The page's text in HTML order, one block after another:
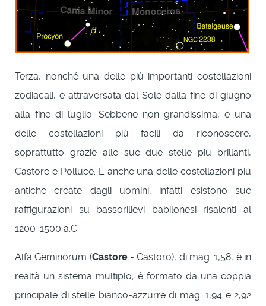
Terza, nonché una delle più importanti costellazioni
zodiacali, è attraversata dal Sole dalla fine di giugno
alla fine di luglio. Sebbene non grandissima, è una
delle costellazioni più facili da riconoscere,
soprattutto grazie alle sue due stelle più brillanti,
Castore e Polluce. È anche una delle costellazioni più
antiche create dagli uomini, infatti esistono sue
raffigurazioni su bassorilievi babilonesi risalenti al
1200-1500 a.C.
Alfa Geminorum (Castore- Castoro), di mag. 1,58, è in
realtà un sistema multiplo; è formato da una coppia
principale di stelle bianco-azzurre di mag. 1,94 e 2,92